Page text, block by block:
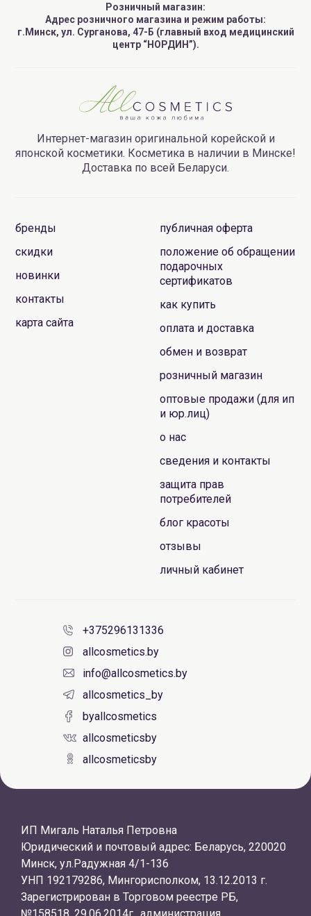
Розничный магазин:
Адрес розничного магазина и режим работы:
г.Минск, ул. Сурганова, 47-Б (главный вход медицинский
центр “НОРДИН”).
Интернет-магазин оригинальной корейской и
японской косметики. Косметика в наличии в Минске!
Доставка по всей Беларуси.
бренды
скидки
новинки
контакты
карта сайта
публичная оферта
положение об обращении
подарочных
сертификатов
как купить
оплата и доставка
обмен и возврат
розничный магазин
оптовые продажи (для ип
и юр.лиц)
о нас
сведения и контакты
защита прав
потребителей
блог красоты
отзывы
личный кабинет
+375296131336
allcosmetics.by
info@allcosmetics.by
allcosmetics_by
byallcosmetics
allcosmeticsby
allcosmeticsby
ИП Мигаль Наталья Петровна
Юридический и почтовый адрес: Беларусь, 220020
Минск, ул.Радужная 4/1-136
УНП 192179286, Мингорисполком, 13.12.2013 г.
Зарегистрирован в Торговом реестре РБ,